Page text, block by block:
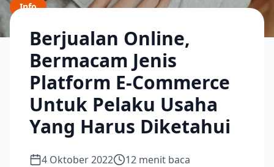
Info
Berjualan Online,
Bermacam Jenis
Platform E-Commerce
Untuk Pelaku Usaha
Yang Harus Diketahui
4 Oktober 2022 12 menit baca